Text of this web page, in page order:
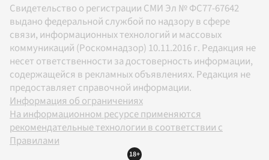
Свидетельство о регистрации СМИ Эл № ФС77-67642
выдано федеральной службой по надзору в сфере
связи, информационных технологий и массовых
коммуникаций (Роскомнадзор) 10.11.2016 г. Редакция не
несет ответственности за достоверность информации,
содержащейся в рекламных объявлениях. Редакция не
предоставляет справочной информации.
Информация об ограничениях
На информационном ресурсе применяются
рекомендательные технологии в соответствии с
Правилами
18+